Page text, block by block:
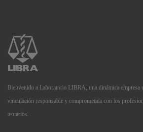
Bienvenido a Laboratorio LIBRA, una dinámica empresa
vinculación responsable y comprometida con los
usuarios.